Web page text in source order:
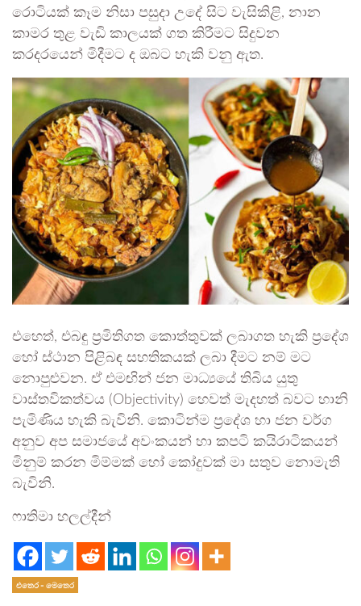
රොටියක් කෑම නිසා පසුදා උදේ සිට වැසිකිළි, නාන
කාමර තුළ වැඩි කාලයක් ගත කිරීමට සිදුවන
කරදරයෙන් මිදීමට ද ඔබට හැකි වනු ඇත.
එහෙත්, එබඳු ප්‍රමිතිගත කොත්තුවක් ලබාගත හැකි ප්‍රදේශ
හෝ ස්ථාන පිළිබඳ සහතිකයක් ලබා දීමට නම් මට
නොපුළුවන. ඒ එමඟින් ජන මාධ්‍යයේ තිබිය යුතු
වාස්තවිකත්වය (Objectivity) හෙවත් මැදහත් බවට හානි
පැමිණිය හැකි බැවිනි. කොටින්ම ප්‍රදේශ හා ජන වර්ග
අනුව අප සමාජයේ අවංකයන් හා කපටි කයිරාටිකයන්
මිනුම් කරන මිම්මක් හෝ කෝදුවක් මා සතුව නොමැති
බැවිනි.
ෆාතිමා හලල්දීන්
එතෙර - මෙතෙර